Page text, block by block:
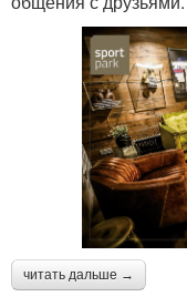
читать дальше →